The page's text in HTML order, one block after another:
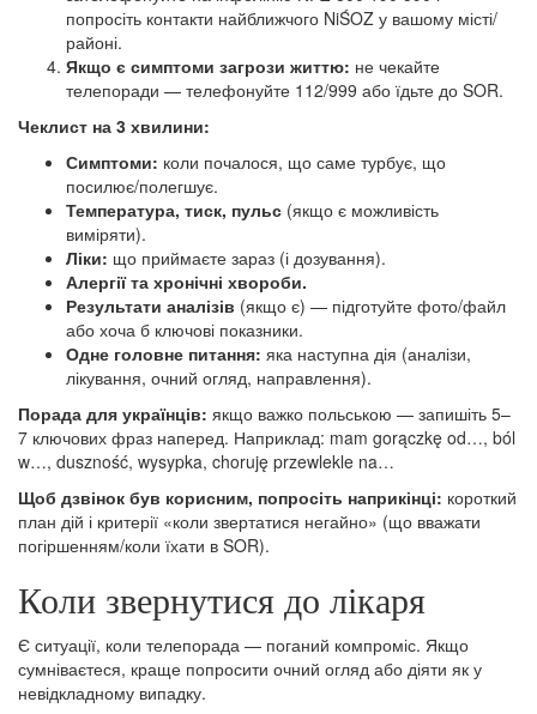
попросіть контакти найближчого NiŚOZ у вашому місті/
районі.
Якщо є симптоми загрози життю: не чекайте
телепоради — телефонуйте 112/999 або їдьте до SOR.
Чеклист на 3 хвилини:
Симптоми: коли почалося, що саме турбує, що
посилює/полегшує.
Температура, тиск, пульс (якщо є можливість
виміряти).
Ліки: що приймаєте зараз (і дозування).
Алергії та хронічні хвороби.
Результати аналізів (якщо є) — підготуйте фото/файл
або хоча б ключові показники.
Одне головне питання: яка наступна дія (аналізи,
лікування, очний огляд, направлення).
Порада для українців: якщо важко польською — запишіть 5–
7 ключових фраз наперед. Наприклад: mam gorączkę od…, ból
w…, duszność, wysypka, choruję przewlekle na…
Щоб дзвінок був корисним, попросіть наприкінці: короткий
план дій і критерії «коли звертатися негайно» (що вважати
погіршенням/коли їхати в SOR).
Коли звернутися до лікаря
Є ситуації, коли телепорада — поганий компроміс. Якщо
сумніваєтеся, краще попросити очний огляд або діяти як у
невідкладному випадку.